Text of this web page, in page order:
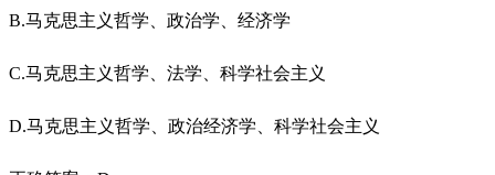
B.马克思主义哲学、政治学、经济学
C.马克思主义哲学、法学、科学社会主义
D.马克思主义哲学、政治经济学、科学社会主义